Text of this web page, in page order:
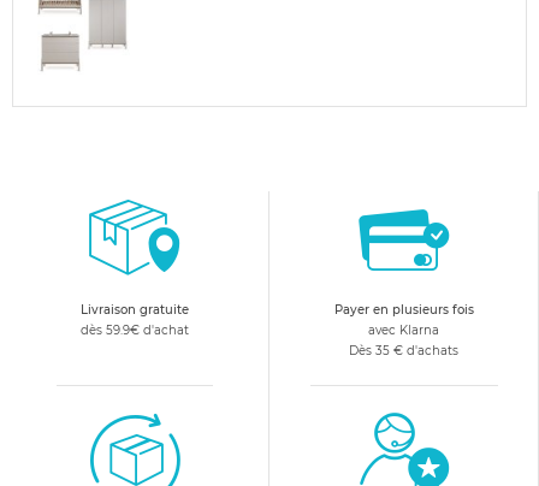
Livraison gratuite
dès 59.9€ d'achat
Payer en plusieurs fois
avec Klarna
Dès 35 € d'achats